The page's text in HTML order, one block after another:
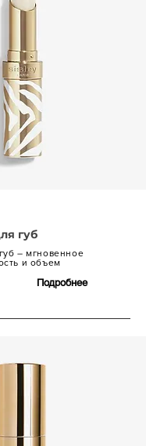
губ
– мгновенное
и объем
Подробнее